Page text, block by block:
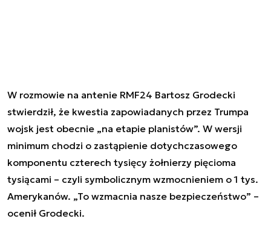
W rozmowie na antenie RMF24 Bartosz Grodecki
stwierdził, że kwestia zapowiadanych przez Trumpa
wojsk jest obecnie „na etapie planistów”. W wersji
minimum chodzi o zastąpienie dotychczasowego
komponentu czterech tysięcy żołnierzy pięcioma
tysiącami – czyli symbolicznym wzmocnieniem o 1 tys.
Amerykanów. „To wzmacnia nasze bezpieczeństwo” –
ocenił Grodecki.